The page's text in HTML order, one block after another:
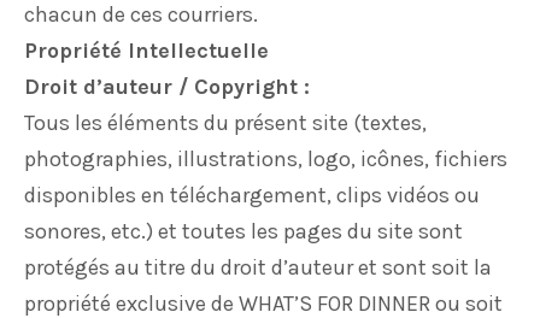
chacun de ces courriers.
Propriété Intellectuelle
Droit d’auteur / Copyright :
Tous les éléments du présent site (textes,
photographies, illustrations, logo, icônes, fichiers
disponibles en téléchargement, clips vidéos ou
sonores, etc.) et toutes les pages du site sont
protégés au titre du droit d’auteur et sont soit la
propriété exclusive de WHAT’S FOR DINNER ou soit